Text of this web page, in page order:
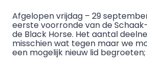
Afgelopen vrijdag – 29
eerste voorronde van de
de Black Horse. Het aantal
misschien wat tegen maar we
een mogelijk nieuw lid begroeten;